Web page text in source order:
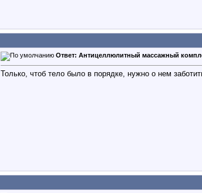
Ответ: Антицеллюлитный массажный
Только, чтоб тело было в порядке, нужно о нем